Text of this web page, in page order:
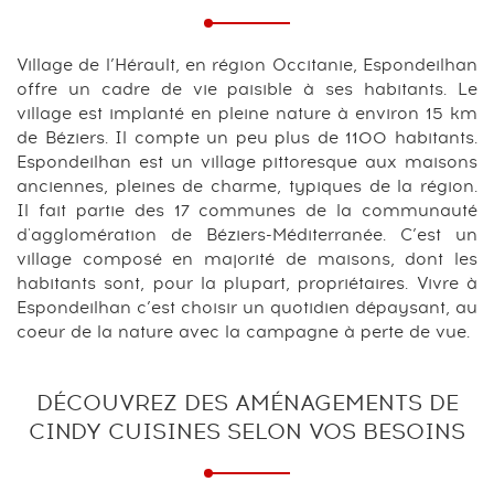
Village de l’Hérault, en région Occitanie, Espondeilhan
offre un cadre de vie paisible à ses habitants. Le
village est implanté en pleine nature à environ 15 km
de Béziers. Il compte un peu plus de 1100 habitants.
Espondeilhan est un village pittoresque aux maisons
anciennes, pleines de charme, typiques de la région.
Il fait partie des 17 communes de la communauté
d'agglomération de Béziers-Méditerranée. C’est un
village composé en majorité de maisons, dont les
habitants sont, pour la plupart, propriétaires. Vivre à
Espondeilhan c’est choisir un quotidien dépaysant, au
coeur de la nature avec la campagne à perte de vue.
DÉCOUVREZ DES AMÉNAGEMENTS DE
CINDY CUISINES SELON VOS BESOINS